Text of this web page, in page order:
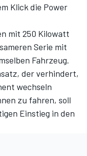
Klick die Power
mit 250 Kilowatt
Serie mit
Fahrzeug.
der verhindert,
wechseln
zu fahren, soll
Einstieg in den